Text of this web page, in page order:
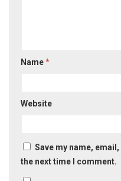
Name*
Website
Save my name,
the next time I comment.